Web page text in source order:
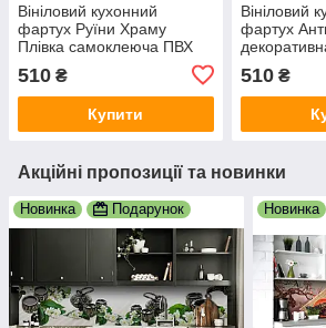
Вініловий кухонний
фартух Руїни Храму
Плівка самоклеюча ПВХ
Блакитний 600х2000 мм
510 ₴
Купити
Вініловий
фартух
600х2000
510₴
Акційні пропозиції та новинки
Новинка Подарунок Новинка